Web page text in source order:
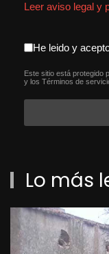
Leer aviso legal y
He leido y
Este sitio está protegido
y los Términos de
Lo más